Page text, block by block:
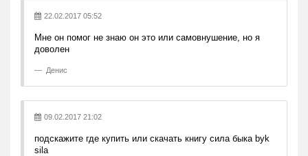
22.02.2017 05:52
Мне он помог не знаю он это или самовнушение, но я
доволен
Денис
09.02.2017 21:02
подскажите где купить или скачать книгу сила быка byk
sila